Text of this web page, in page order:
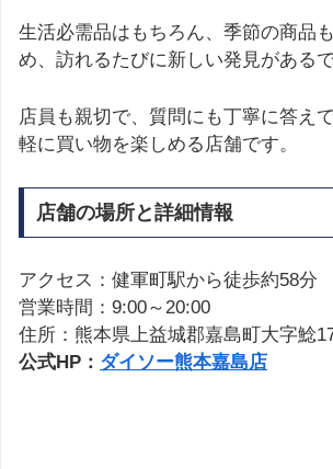
生活必需品はもちろん、季節の商品
め、訪れるたびに新しい発見があるで
店員も親切で、質問にも丁寧に答え
軽に買い物を楽しめる店舗です。
店舗の場所と詳細情報
アクセス：健軍町駅から徒歩約58分
営業時間：9:00～20:00
住所：熊本県上益城郡嘉島町大字鯰
公式HP： ダイソー熊本嘉島店